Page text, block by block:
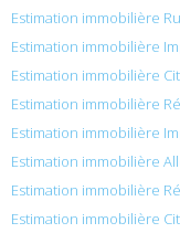
Estimation immobilière
Estimation immobilière
Estimation immobilière
Estimation immobilière
Estimation immobilière
Estimation immobilière
Estimation immobilière
Estimation immobilière